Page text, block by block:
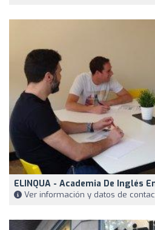
ELINQUA - Academia De Inglés
Ver información y datos de